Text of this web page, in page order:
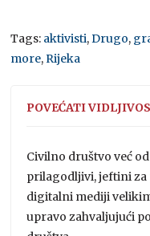
Tags: aktivisti,Drugo,
more,Rijeka
POVEĆATI
Civilno društvo već
prilagodljivi, jeftini
digitalni mediji
upravo zahvaljujući